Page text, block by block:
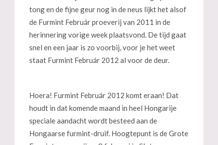
tong en de fijne geur nog in de neus lijkt het alsof
de Furmint Február proeverij van 2011 in de
herinnering vorige week plaatsvond. De tijd gaat
snel en een jaar is zo voorbij, voor je het weet
staat Furmint Február 2012 al voor de deur.
Hoera! Furmint Február 2012 komt eraan! Dat
houdt in dat komende maand in heel Hongarije
speciale aandacht wordt besteed aan de
Hongaarse furmint-druif. Hoogtepunt is de Grote